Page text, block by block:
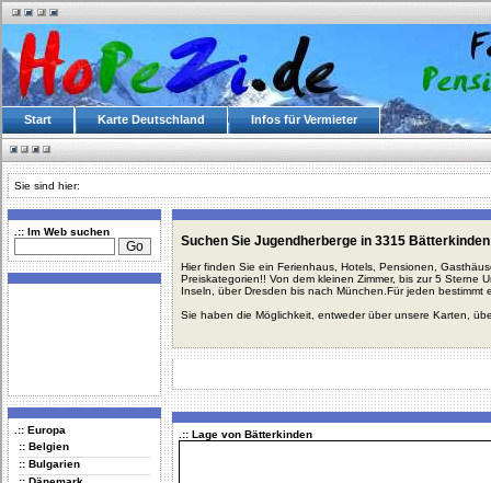
Start Karte Deutschland Infos für Vermieter
Sie sind hier:
.:: Im Web suchen
.:: Europa
:: Belgien
:: Bulgarien
Suchen Sie Jugendherberge in 3315
Hier finden Sie ein Ferienhaus, Hotels, Pensionen,
Preiskategorien!! Von dem kleinen Zimmer, bis zur 5 Sterne
Inseln, über Dresden bis nach München.Für jeden bestimmt
Sie haben die Möglichkeit, entweder über unsere Karten,
.:: Lage von Bätterkinden